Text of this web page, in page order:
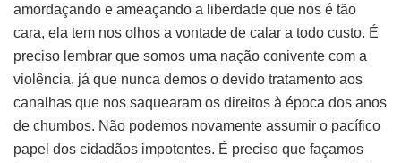
amordaçando e ameaçando a liberdade que nos é tão
cara, ela tem nos olhos a vontade de calar a todo custo. É
preciso lembrar que somos uma nação conivente com a
violência, já que nunca demos o devido tratamento aos
canalhas que nos saquearam os direitos à época dos anos
de chumbos. Não podemos novamente assumir o pacífico
papel dos cidadãos impotentes. É preciso que façamos